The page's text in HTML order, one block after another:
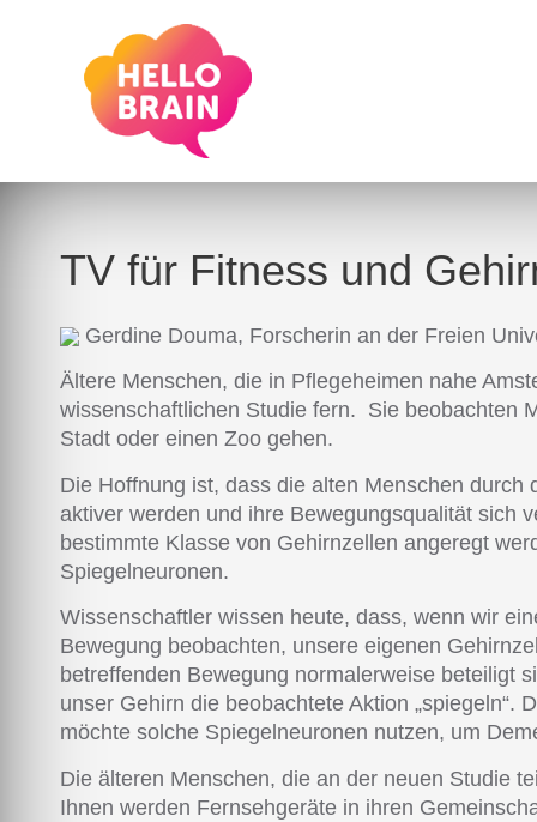
TV für Fitness und
Gerdine Douma, Forscherin an der Freien
Ältere Menschen, die in Pflegeheimen nahe
wissenschaftlichen Studie fern. Sie beobachten
Stadt oder einen Zoo gehen.
Die Hoffnung ist, dass die alten Menschen durch
aktiver werden und ihre Bewegungsqualität sich
bestimmte Klasse von Gehirnzellen angeregt
Spiegelneuronen.
Wissenschaftler wissen heute, dass, wenn wir
Bewegung beobachten, unsere eigenen
betreffenden Bewegung normalerweise beteiligt
unser Gehirn die beobachtete Aktion „spiegeln“.
möchte solche Spiegelneuronen nutzen, um
Die älteren Menschen, die an der neuen Studie
Ihnen werden Fernsehgeräte in ihren